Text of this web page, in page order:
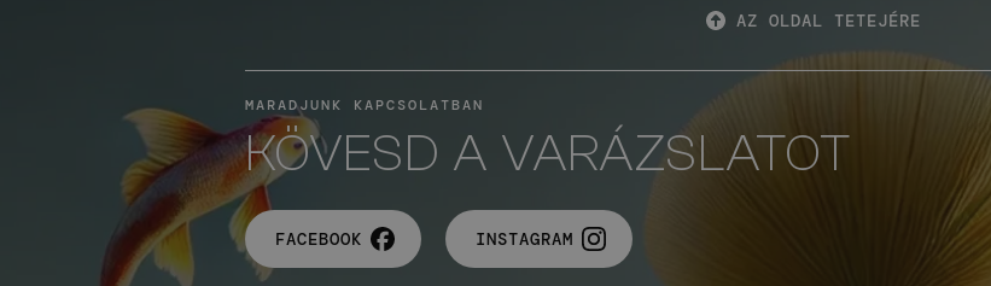
AZ OLDAL TETEJÉRE
MARADJUNK KAPCSOLATBAN
KÖVESD A VARÁZSLATOT
FACEBOOK INSTAGRAM